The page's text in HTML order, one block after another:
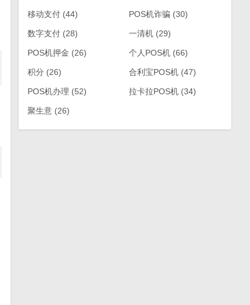
移动支付(44) POS机诈骗(30)
数字支付(28) 一清机(29)
POS机押金 (26) 个人POS机(66)
积分 (26) 合利宝POS机(47)
POS机办理 (52) 拉卡拉POS机(34)
聚生意(26)